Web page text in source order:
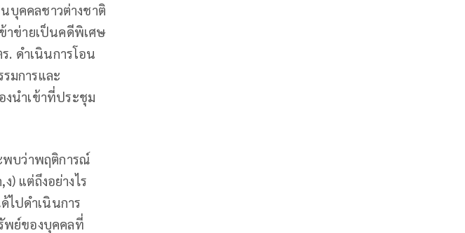
บุคคลชาวต่างชาติ
าข่ายเป็นคดีพิเศษ
. ดำเนินการโอน
มการและ
งนำเข้าที่ประชุม
พบว่าพฤติการณ์
) แต่ถึงอย่างไร
ไปดำเนินการ
พย์ของบุคคลที่